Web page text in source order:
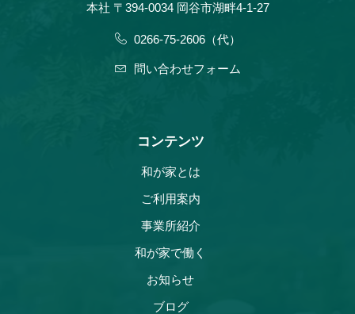
本社 〒394-0034 岡谷市湖畔4-1-27
0266-75-2606（代）
問い合わせフォーム
コンテンツ
和が家とは
ご利用案内
事業所紹介
和が家で働く
お知らせ
ブログ